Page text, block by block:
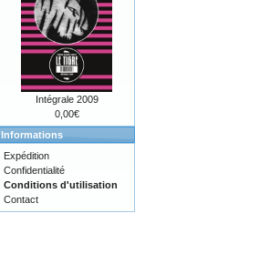
Intégrale 2009
0,00€
Informations
Expédition
Confidentialité
Conditions d'utilisation
Contact